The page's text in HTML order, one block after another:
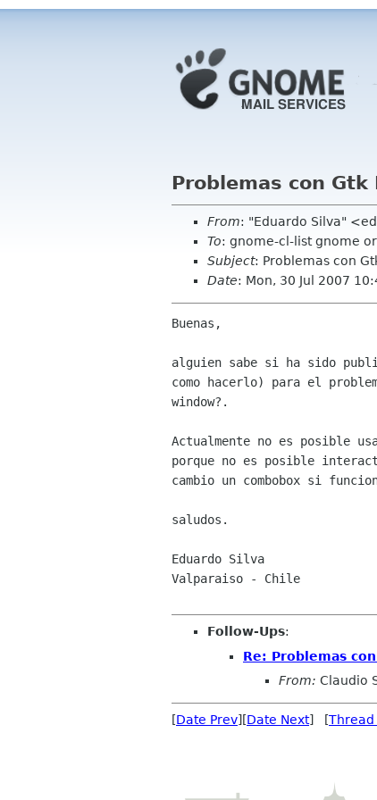
Problemas con Gtk
From: "Eduardo Silva"
To: gnome-cl-list gnome
Subject: Problemas con
Date: Mon, 30 Jul 2007
Buenas,
alguien sabe si ha sido
como hacerlo) para el
window?.
Actualmente no es posible
porque no es posible
cambio un combobox si
saludos.
Eduardo Silva
Valparaiso - Chile
Follow-Ups:
Re: Problemas
From: Claudio
[Date Prev][Date Next] [Thread